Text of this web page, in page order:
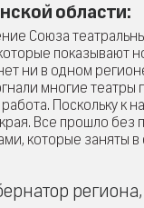
области:
Союза
показывают
ни в одном
многие театры
Поскольку к
Все прошло
которые заняты в
региона,